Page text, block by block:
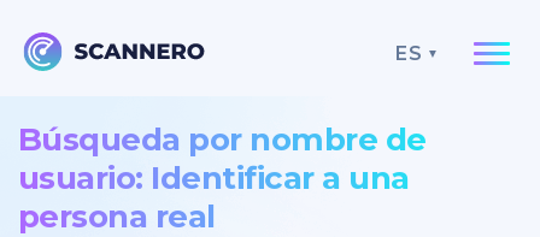
ES
Búsqueda por nombre de
usuario: Identificar a una
persona real